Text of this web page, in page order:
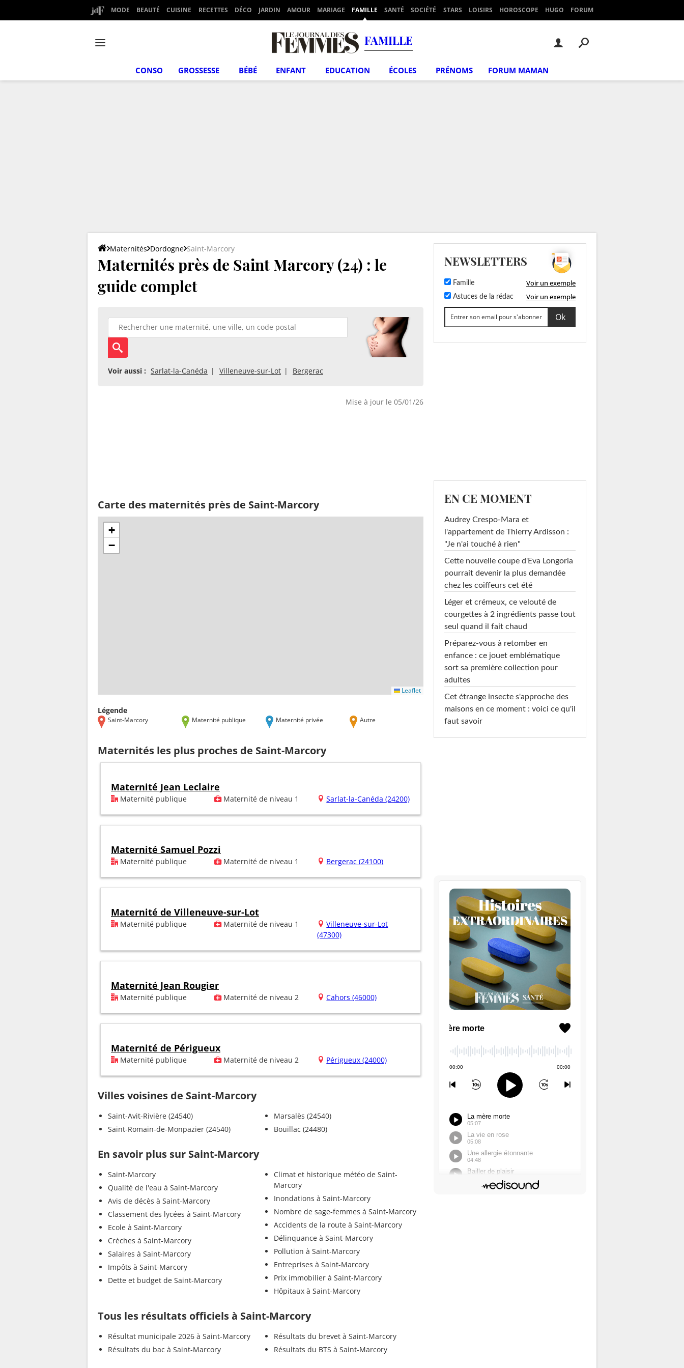
MODE BEAUTÉ CUISINE RECETTES DÉCO JARDIN AMOUR MARIAGE FAMILLE SANTÉ SOCIÉTÉ STARS LOISIRS HOROSCOPE HUGO FORUM
FAMILLE
CONSO GROSSESSE BÉBÉ ENFANT EDUCATION ÉCOLES PRÉNOMS FORUM MAMAN
Maternités Dordogne Saint-Marcory
Maternités près de Saint Marcory (24) : le
guide complet
Voir aussi : Sarlat-la-Canéda Villeneuve-sur-Lot Bergerac
Mise à jour le 05/01/26
Carte des maternités près de Saint-Marcory
+
−
Leaflet
Légende
Saint-Marcory Maternité publique Maternité privée Autre
Maternités les plus proches de Saint-Marcory
Maternité Jean Leclaire
Maternité publique Maternité de niveau 1 Sarlat-la-Canéda (24200)
Maternité Samuel Pozzi
Maternité publique Maternité de niveau 1 Bergerac (24100)
Maternité de Villeneuve-sur-Lot
Maternité publique Maternité de niveau 1
Villeneuve-sur-Lot
(47300)
Maternité Jean Rougier
Maternité publique Maternité de niveau 2 Cahors (46000)
Maternité de Périgueux
Maternité publique Maternité de niveau 2 Périgueux (24000)
Villes voisines de Saint-Marcory
Saint-Avit-Rivière (24540)
Saint-Romain-de-Monpazier (24540)
Marsalès (24540)
Bouillac (24480)
En savoir plus sur Saint-Marcory
Saint-Marcory
Qualité de l'eau à Saint-Marcory
Avis de décès à Saint-Marcory
Classement des lycées à Saint-Marcory
Ecole à Saint-Marcory
Crèches à Saint-Marcory
Salaires à Saint-Marcory
Impôts à Saint-Marcory
Dette et budget de Saint-Marcory
Climat et historique météo de Saint-
Marcory
Inondations à Saint-Marcory
Nombre de sage-femmes à Saint-Marcory
Accidents de la route à Saint-Marcory
Délinquance à Saint-Marcory
Pollution à Saint-Marcory
Entreprises à Saint-Marcory
Prix immobilier à Saint-Marcory
Hôpitaux à Saint-Marcory
Tous les résultats officiels à Saint-Marcory
Résultat municipale 2026 à Saint-Marcory
Résultats du bac à Saint-Marcory
Résultats du brevet à Saint-Marcory
Résultats du BTS à Saint-Marcory
NEWSLETTERS
Famille Voir un exemple
Astuces de la rédac Voir un exemple
EN CE MOMENT
Audrey Crespo-Mara et
l'appartement de Thierry Ardisson :
"Je n'ai touché à rien"
Cette nouvelle coupe d'Eva Longoria
pourrait devenir la plus demandée
chez les coiffeurs cet été
Léger et crémeux, ce velouté de
courgettes à 2 ingrédients passe tout
seul quand il fait chaud
Préparez-vous à retomber en
enfance : ce jouet emblématique
sort sa première collection pour
adultes
Cet étrange insecte s'approche des
maisons en ce moment : voici ce qu'il
faut savoir